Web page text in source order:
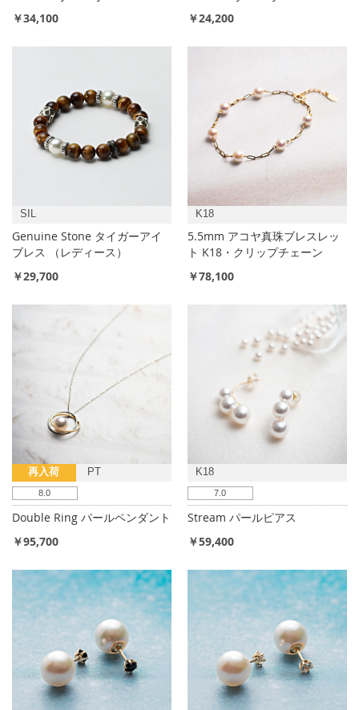
￥34,100
￥24,200
SIL
Genuine Stone タイガーアイ
ブレス （レディース）
￥29,700
K18
5.5mm アコヤ真珠ブレスレッ
ト K18・クリップチェーン
￥78,100
再入荷 PT
8.0
Double Ring パールペンダント
￥95,700
K18
7.0
Stream パールピアス
￥59,400